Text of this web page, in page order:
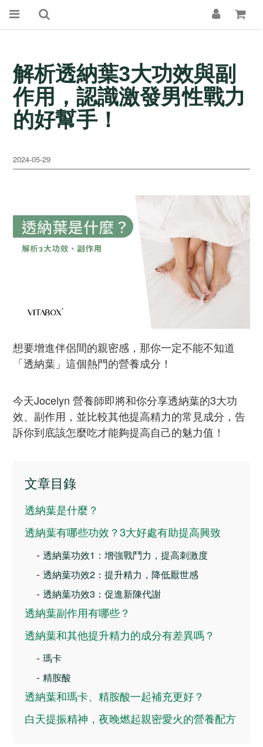
解析透納葉3大功效與副
作用，認識激發男性戰力
的好幫手！
2024-05-29
想要增進伴侶間的親密感，那你一定不能不知道
「透納葉」這個熱門的營養成分！
今天Jocelyn 營養師即將和你分享透納葉的3大功
效、副作用，並比較其他提高精力的常見成分，告
訴你到底該怎麼吃才能夠提高自己的魅力值！
文章目錄
透納葉是什麼？
透納葉有哪些功效？3大好處有助提高興致
- 透納葉功效1：增強戰鬥力，提高刺激度
- 透納葉功效2：提升精力，降低厭世感
- 透納葉功效3：促進新陳代謝
透納葉副作用有哪些？
透納葉和其他提升精力的成分有差異嗎？
- 瑪卡
- 精胺酸
透納葉和瑪卡、精胺酸一起補充更好？
白天提振精神，夜晚燃起親密愛火的營養配方